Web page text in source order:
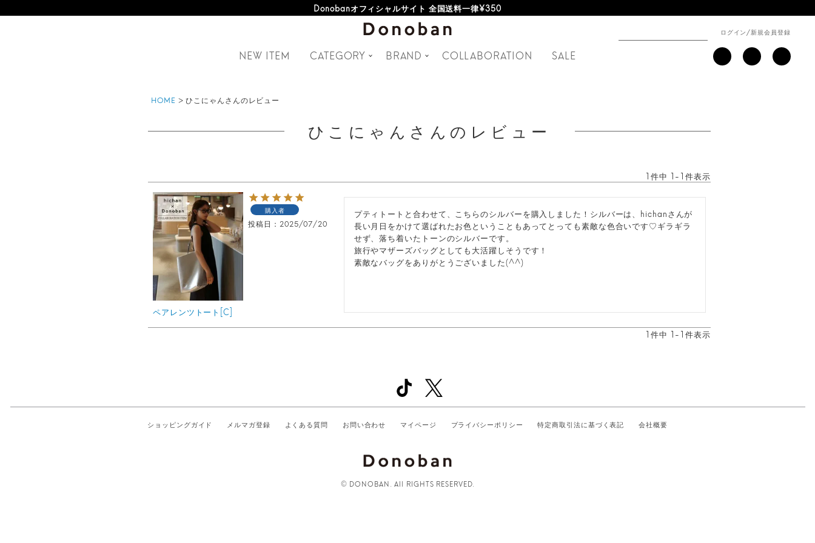
Donobanオフィシャルサイト 全国送料一律¥350
ログイン/新規会員登録
NEW ITEM CATEGORY BRAND COLLABORATION SALE
HOME ひこにゃんさんのレビュー
ひこにゃんさんのレビュー
1 件中 1 - 1件表示
ペアレンツトート[C]
購入者
投稿日 2025/07/20
プティトートと合わせて、こちらのシルバーを購入しました！シルバーは、hichanさんが
長い月日をかけて選ばれたお色ということもあってとっても素敵な色合いです♡ギラギラ
せず、落ち着いたトーンのシルバーです。
旅行やマザーズバッグとしても大活躍しそうです！
素敵なバッグをありがとうございました(^^)
1 件中 1 - 1件表示
ショッピングガイド メルマガ登録 よくある質問 お問い合わせ マイページ プライバシーポリシー 特定商取引法に基づく表記 会社概要
© DONOBAN. All RIGHTS RESERVED.